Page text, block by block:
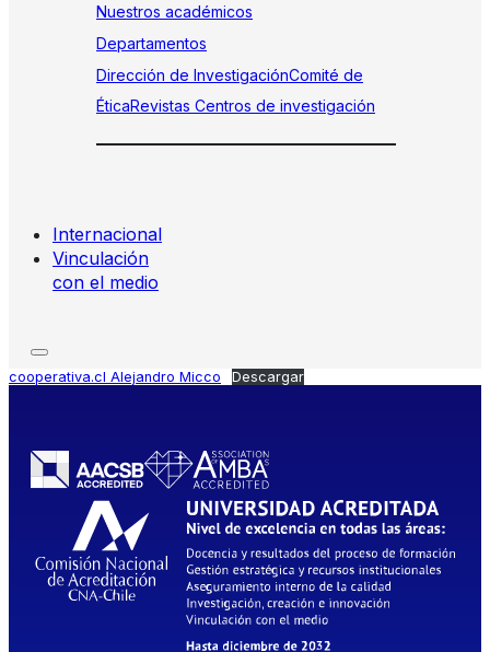
Nuestros académicos
Departamentos
Dirección de InvestigaciónComité de
ÉticaRevistas Centros de investigación
Internacional
Vinculación
con el medio
cooperativa.cl Alejandro Micco Descargar